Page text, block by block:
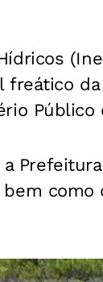
Público
como